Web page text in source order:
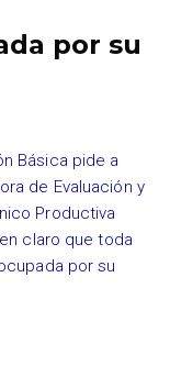
por su
Básica pide a
de Evaluación y
Productiva
en claro que toda
por su